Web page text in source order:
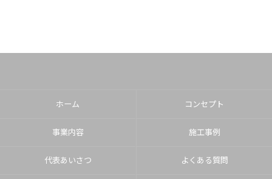
ホーム コンセプト
事業内容 施工事例
代表あいさつ よくある質問